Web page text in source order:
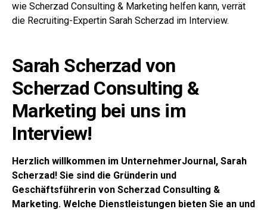
wie Scherzad Consulting & Marketing helfen kann, verrät
die Recruiting-Expertin Sarah Scherzad im Interview.
Sarah Scherzad von
Scherzad Consulting &
Marketing bei uns im
Interview!
Herzlich willkommen im UnternehmerJournal, Sarah
Scherzad! Sie sind die Gründerin und
Geschäftsführerin von Scherzad Consulting &
Marketing. Welche Dienstleistungen bieten Sie an und